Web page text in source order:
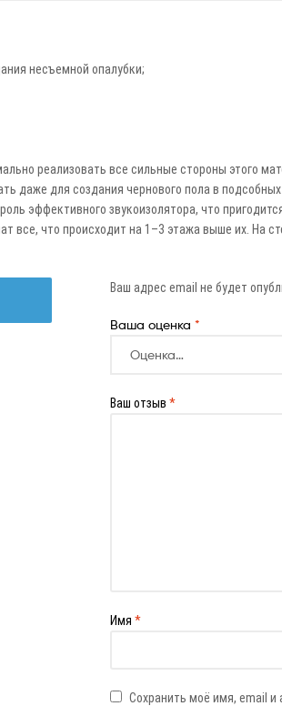
опалубки;
реализовать все сильные стороны этого
для создания чернового пола в
эффективного звукоизолятора, что
что происходит на 1–3 этажа выше их. На
Ваш адрес email не будет
Ваша оценка *
Ваш отзыв *
Имя *
Сохранить моё имя, email и